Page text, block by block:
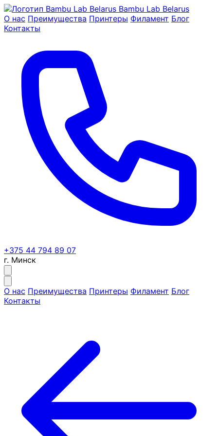
Bambu Lab Belarus
О нас Преимущества Принтеры Филамент Блог
Контакты
+375 44 794 89 07
г. Минск
О нас Преимущества Принтеры Филамент Блог
Контакты